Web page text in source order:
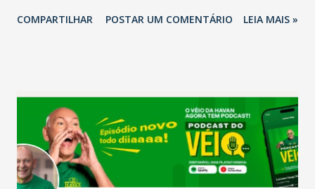
relação ao último trimestre deste ano, 56% também
confraternizações de fim de ano e pelo pagamento do 13º
Salário para um número maior de trabalhadores, já que o
país tem a menor taxa de desemprego dos anos recentes.
Ainda segundo a Pesquisa, em novembro de 2025, 40% dos
bares e restaurantes operaram com lucro e outros 40%
COMPARTILHAR POSTAR UM COMENTÁRIO LEIA MAIS »